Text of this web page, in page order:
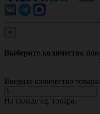
×
Выберите количество
Введите количество товара:
На складе ед. товара.